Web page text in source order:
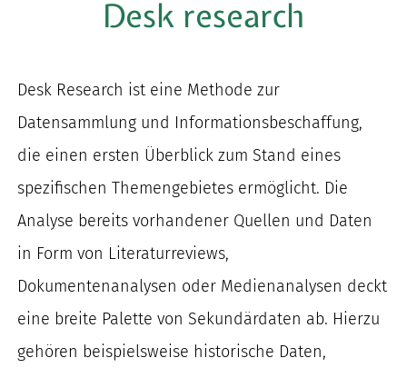
nach:
Desk research
Desk Research ist eine Methode zur
Datensammlung und Informationsbeschaffung,
die einen ersten Überblick zum Stand eines
spezifischen Themengebietes ermöglicht. Die
Analyse bereits vorhandener Quellen und Daten
in Form von Literaturreviews,
Dokumentenanalysen oder Medienanalysen deckt
eine breite Palette von Sekundärdaten ab. Hierzu
gehören beispielsweise historische Daten,